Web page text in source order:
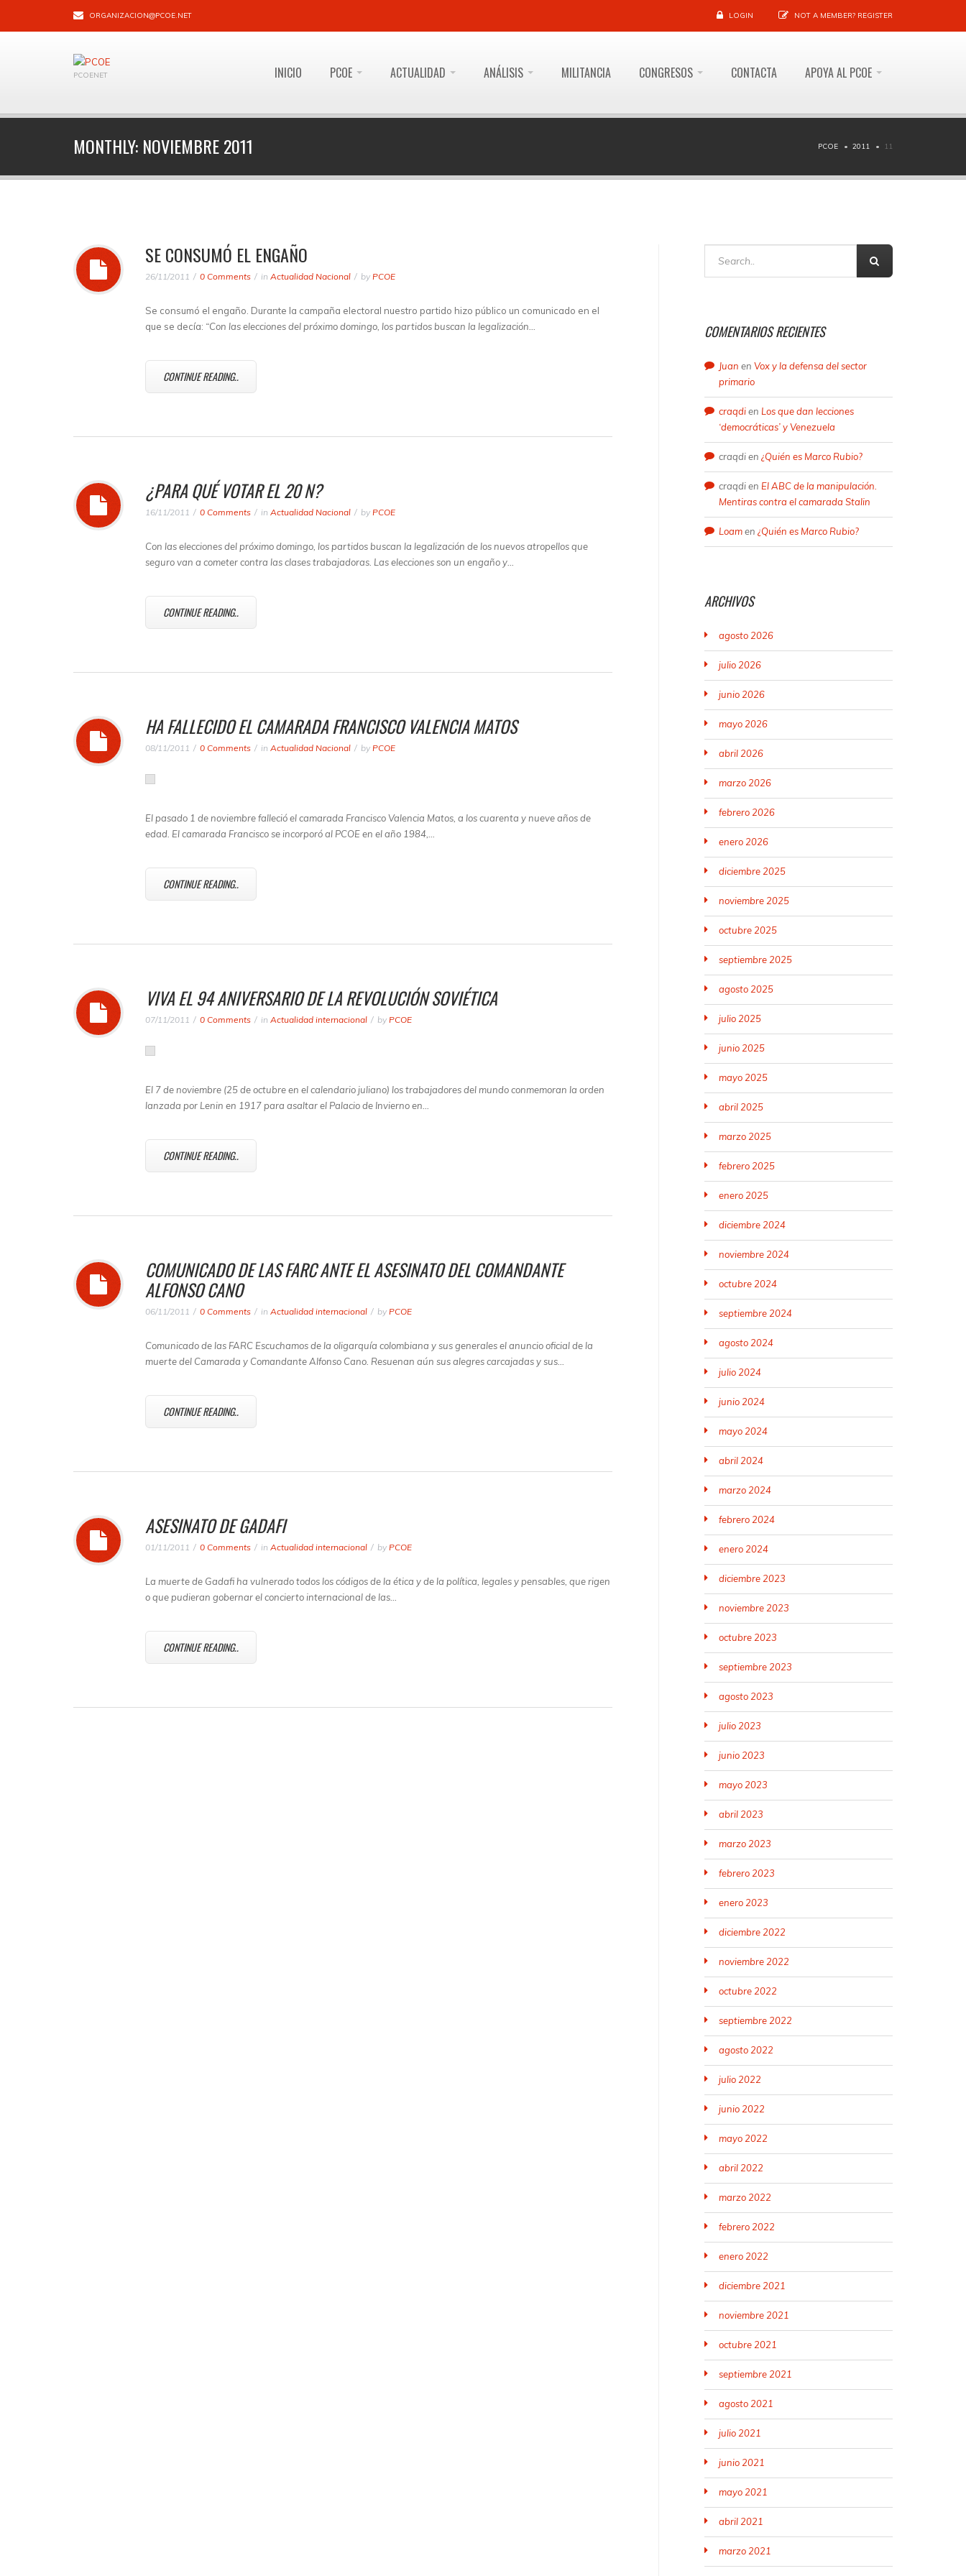
ORGANIZACION@PCOE.NET LOGIN NOT A MEMBER? REGISTER
PCOENET INICIO PCOE ACTUALIDAD ANÁLISIS MILITANCIA CONGRESOS CONTACTA APOYA AL PCOE
MONTHLY: NOVIEMBRE 2011 PCOE 2011 11
SE CONSUMÓ EL ENGAÑO
26/11/2011 0 Comments in Actualidad Nacional by PCOE
Se consumó el engaño. Durante la campaña electoral nuestro partido hizo público un comunicado en el
que se decía: “Con las elecciones del próximo domingo, los partidos buscan la legalización…
CONTINUE READING..
¿PARA QUÉ VOTAR EL 20 N?
16/11/2011 0 Comments in Actualidad Nacional by PCOE
Con las elecciones del próximo domingo, los partidos buscan la legalización de los nuevos atropellos que
seguro van a cometer contra las clases trabajadoras. Las elecciones son un engaño y…
CONTINUE READING..
HA FALLECIDO EL CAMARADA FRANCISCO VALENCIA MATOS
08/11/2011 0 Comments in Actualidad Nacional by PCOE
El pasado 1 de noviembre falleció el camarada Francisco Valencia Matos, a los cuarenta y nueve años de
edad. El camarada Francisco se incorporó al PCOE en el año 1984,…
CONTINUE READING..
VIVA EL 94 ANIVERSARIO DE LA REVOLUCIÓN SOVIÉTICA
07/11/2011 0 Comments in Actualidad internacional by PCOE
El 7 de noviembre (25 de octubre en el calendario juliano) los trabajadores del mundo conmemoran la orden
lanzada por Lenin en 1917 para asaltar el Palacio de Invierno en…
CONTINUE READING..
COMUNICADO DE LAS FARC ANTE EL ASESINATO DEL COMANDANTE
ALFONSO CANO
06/11/2011 0 Comments in Actualidad internacional by PCOE
Comunicado de las FARC Escuchamos de la oligarquía colombiana y sus generales el anuncio oficial de la
muerte del Camarada y Comandante Alfonso Cano. Resuenan aún sus alegres carcajadas y sus…
CONTINUE READING..
ASESINATO DE GADAFI
01/11/2011 0 Comments in Actualidad internacional by PCOE
La muerte de Gadafi ha vulnerado todos los códigos de la ética y de la política, legales y pensables, que rigen
o que pudieran gobernar el concierto internacional de las…
CONTINUE READING..
COMENTARIOS RECIENTES
Juan en Vox y la defensa del sector
primario
craqdien Los que dan lecciones
‘democráticas’ y Venezuela
craqdien ¿Quién es Marco Rubio?
craqdien El ABC de la manipulación.
Mentiras contra el camarada Stalin
Loamen ¿Quién es Marco Rubio?
ARCHIVOS
agosto 2026
julio 2026
junio 2026
mayo 2026
abril 2026
marzo 2026
febrero 2026
enero 2026
diciembre 2025
noviembre 2025
octubre 2025
septiembre 2025
agosto 2025
julio 2025
junio 2025
mayo 2025
abril 2025
marzo 2025
febrero 2025
enero 2025
diciembre 2024
noviembre 2024
octubre 2024
septiembre 2024
agosto 2024
julio 2024
junio 2024
mayo 2024
abril 2024
marzo 2024
febrero 2024
enero 2024
diciembre 2023
noviembre 2023
octubre 2023
septiembre 2023
agosto 2023
julio 2023
junio 2023
mayo 2023
abril 2023
marzo 2023
febrero 2023
enero 2023
diciembre 2022
noviembre 2022
octubre 2022
septiembre 2022
agosto 2022
julio 2022
junio 2022
mayo 2022
abril 2022
marzo 2022
febrero 2022
enero 2022
diciembre 2021
noviembre 2021
octubre 2021
septiembre 2021
agosto 2021
julio 2021
junio 2021
mayo 2021
abril 2021
marzo 2021